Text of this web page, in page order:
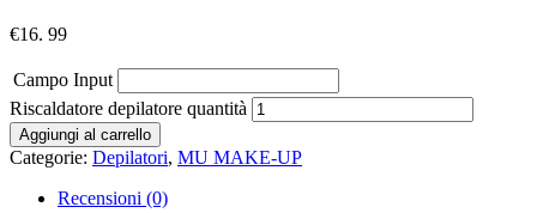
€16. 99
Campo Input
Riscaldatore depilatore quantità
Aggiungi al carrello
Categorie: Depilatori, MU MAKE-UP
Recensioni (0)